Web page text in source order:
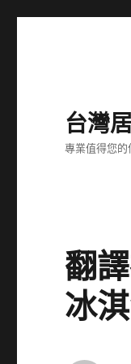
台灣
專業值得您
翻
冰